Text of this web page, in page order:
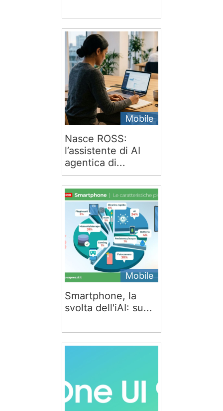
Mobile
Nasce ROSS:
l’assistente di AI
agentica di...
Mobile
Smartphone, la
svolta dell'iAI: su...